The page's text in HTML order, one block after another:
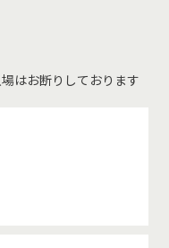
はお断りしております